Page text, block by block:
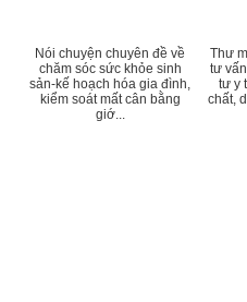
Nói chuyện chuyên đề về
chăm sóc sức khỏe sinh
sản-kế hoạch hóa gia đình,
kiểm soát mất cân bằng
giớ...
Thư
tư
tư y
chất,